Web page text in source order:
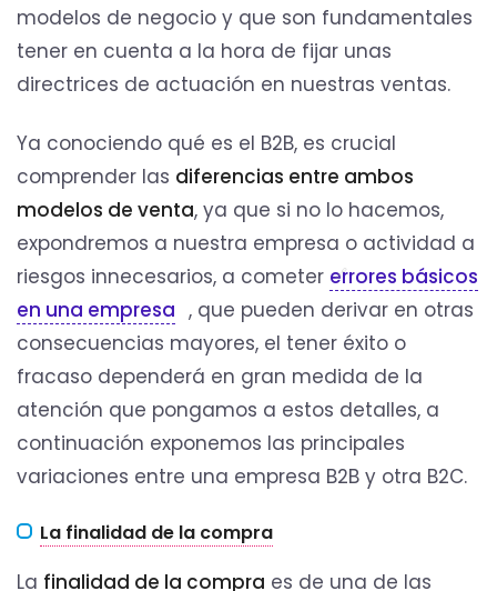
modelos de negocio y que son fundamentales
tener en cuenta a la hora de fijar unas
directrices de actuación en nuestras ventas.
Ya conociendo qué es el B2B, es crucial
comprender las diferencias entre ambos
modelos de venta, ya que si no lo hacemos,
expondremos a nuestra empresa o actividad a
riesgos innecesarios, a cometer errores básicos
en una empresa , que pueden derivar en otras
consecuencias mayores, el tener éxito o
fracaso dependerá en gran medida de la
atención que pongamos a estos detalles, a
continuación exponemos las principales
variaciones entre una empresa B2B y otra B2C.
La finalidad de la compra
La finalidad de la compra es de una de las